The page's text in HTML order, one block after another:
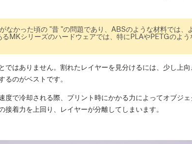
なかった頃の "昔 "の問題であり、ABSのような材料では、
MKシリーズのハードウェアでは、特にPLAやPETGのよう
ではありません。割れたレイヤーを見分けるには、少し上向
のがベストです。
度で冷却される際、プリント時にかかる力によってオブジェ
着力を上回り、レイヤーが分離してしまいます。